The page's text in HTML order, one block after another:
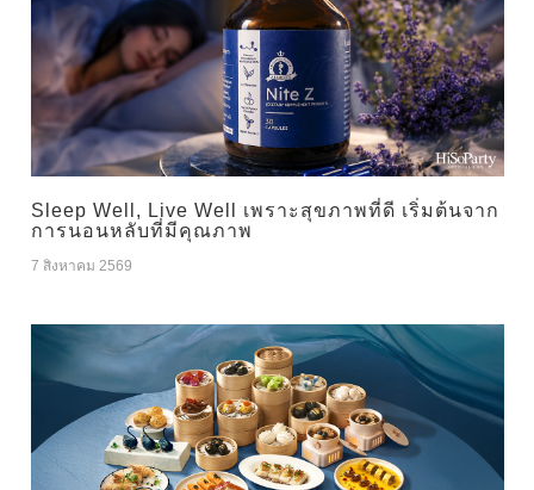
Sleep Well, Live Well เพราะสุขภาพที่ดี เริ่มต้นจาก
การนอนหลับที่มีคุณภาพ
7 สิงหาคม 2569